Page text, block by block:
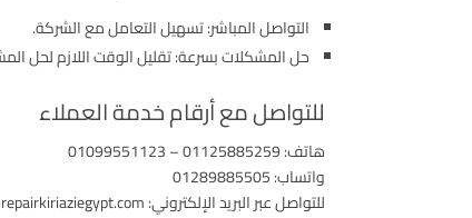
التواصل المباشر: تسهيل التعامل مع الشركة.
حل المشكلات بسرعة: تقليل الوقت اللازم لحل
للتواصل مع أرقام خدمة العملاء
هاتف: 01125885259 – 01099551123
واتساب: 01289885505
للتواصل عبر البريد الإلكتروني: support@repairkiriaziegypt.com